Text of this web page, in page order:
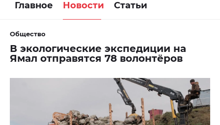
Главное Новости Статьи
Общество
В экологические экспедиции на
Ямал отправятся 78 волонтёров